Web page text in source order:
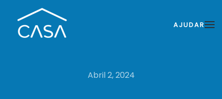
AJUDAR
Abril 2, 2024